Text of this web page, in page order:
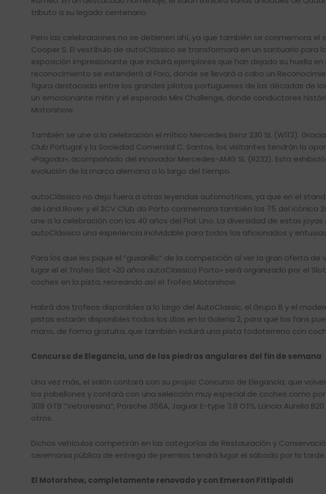
tributo a su legado centenario.
Pero las celebraciones no se detienen ahí, ya que también se conmemora el
Cooper S. El vestíbulo de autoClássico se transformará en un santuario para
exposición impresionante que incluirá ejemplares que han dejado su huella
reconocimiento se extenderá al Foro, donde se llevará a cabo un
figura destacada entre los grandes pilotos portugueses de las décadas de
un emocionante mitin y el esperado Mini Challenge, donde conductores
Motorshow.
También se une a la celebración el mítico Mercedes Benz 230 SL (W113).
Club Portugal y la Sociedad Comercial C. Santos, los visitantes tendrán la
«Pagoda», acompañado del innovador Mercedes-AMG SL (R232). Esta
evolución de la marca alemana a lo largo del tiempo.
autoClássico no deja fuera a otras leyendas automotrices, ya que en el
de Land Rover y el 2CV Club do Porto conmemora también los 75 del icónico
une a la celebración con los 40 años del Fiat Uno. La diversidad de estas
autoClássico una experiencia inolvidable para todos los aficionados y
Para los que les pique el “gusanillo” de la competición al ver la gran oferta de
lugar el el Trofeo Slot «20 años autoClassico Porto» será organizado por el
coches en la pista, recreando así el Trofeo Motorshow.
Habrá dos trofeos disponibles a lo largo del AutoClassic, el Grupo B y el
pistas estarán disponibles todos los días en la Galería 2, para que los fans
mano, de forma gratuita, que también incluirá una pista todoterreno con
Concurso de Elegancia, una de las piedras angulares del fin de semana
Una vez más, el salón contará con su propio Concurso de Elegancia, que
los pabellones y contará con una selección muy especial de coches como por
308 GTB “Vetroresina”, Porsche 356A, Jaguar E-type 3.8 OTS, Lancia Aurelia
otros.
Dichos vehículos competirán en las categorías de Restauración y
ceremonia pública de entrega de premios tendrá lugar el sábado por la tarde.
El Motorshow, completamente renovado y con Emerson Fittipaldi